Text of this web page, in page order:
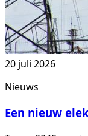
20 juli 2026
Nieuws
Een nieuw